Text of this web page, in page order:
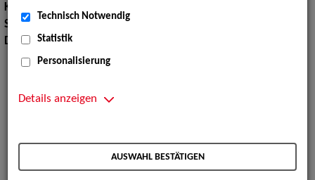
Körpergröße:
Sprachen:
Dialekte:Hallisch, Sächsisch
Technisch Notwendig
Statistik
Personalisierung
Details anzeigen
AUSWAHL BESTÄTIGEN